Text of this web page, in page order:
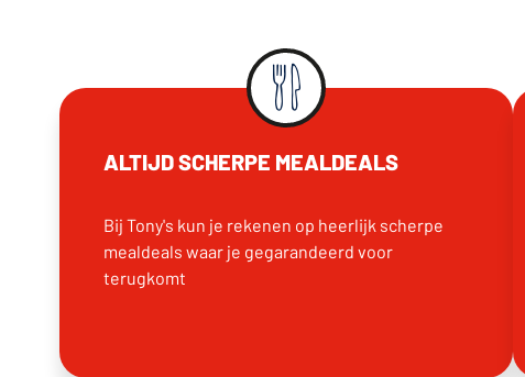
ALTIJD SCHERPE MEALDEALS
Bij Tony's kun je rekenen op heerlijk scherpe
mealdeals waar je gegarandeerd voor
terugkomt